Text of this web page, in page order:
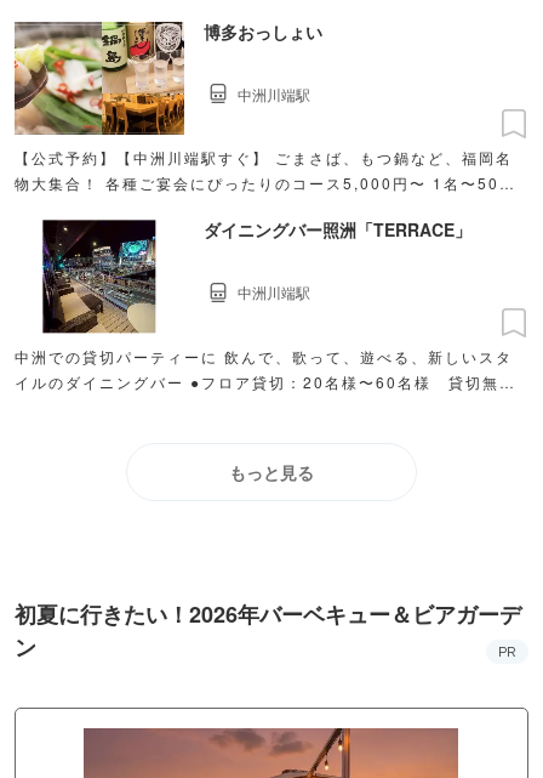
博多おっしょい
【公式予約】【中洲川端駅すぐ】 ごまさば、もつ鍋など、福岡名
物大集合！ 各種ご宴会にぴったりのコース5,000円〜 1名〜50名
中洲川端駅
ダイニングバー照洲「TERRACE」
中洲での貸切パーティーに 飲んで、歌って、遊べる、新しいスタ
イルのダイニングバー ●フロア貸切：20名様〜60名様 貸切無料
中洲川端駅
もっと見る
初夏に行きたい！2026年バーベキュー＆ビアガーデ
ン
PR